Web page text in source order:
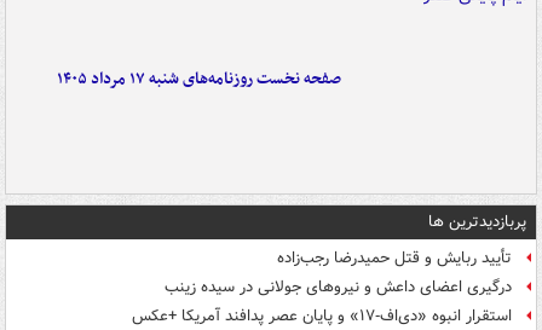
صفحه نخست روزنامه‌های شنبه ۱۷ مرداد ۱۴۰۵
پربازدیدترین ها
تأیید ربایش و قتل حمیدرضا رجب‌زاده
درگیری اعضای داعش و نیروهای جولانی در سیده زینب
استقرار انبوه «دی‌اف‑۱۷» و پایان عصر پدافند آمریکا +عکس